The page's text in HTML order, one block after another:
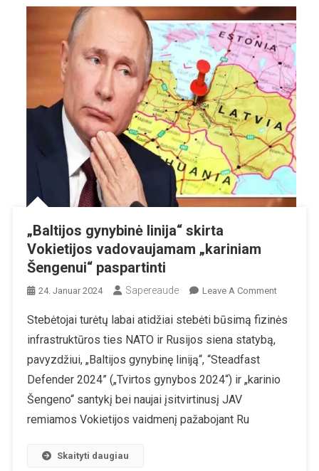
„Baltijos gynybinė linija“ skirta
Vokietijos vadovaujamam „kariniam
Šengenui“ paspartinti
24. Januar 2024 Sapereaude Leave A CommentOn
Gynybinė
Stebėtojai turėtų labai atidžiai stebėti būsimą fizinės
infrastruktūros ties NATO ir Rusijos siena statybą,
pavyzdžiui, „Baltijos gynybinę liniją“, “Steadfast
Defender 2024” („Tvirtos gynybos 2024“) ir „karinio
Šengeno“ santykį bei naujai įsitvirtinusį JAV
remiamos Vokietijos vaidmenį pažabojant Ru
Skaityti daugiau